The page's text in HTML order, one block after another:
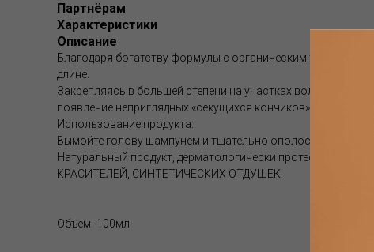
Партнёрам
Характеристики
Описание
Благодаря богатству формулы с органическим
длине.
Закрепляясь в большей степени на участках волос,
появление неприглядных «секущихся кончиков» и
Использование продукта:
Вымойте голову шампунем и тщательно ополосните.
Натуральный продукт, дерматологически
КРАСИТЕЛЕЙ, СИНТЕТИЧЕСКИХ ОТДУШЕК
Объем- 100мл